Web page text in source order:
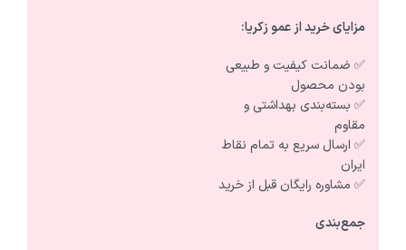
مزایای خرید از عمو زکریا:
✅ ضمانت کیفیت و طبیعی
بودن محصول
✅ بسته‌بندی بهداشتی و
مقاوم
✅ ارسال سریع به تمام نقاط
ایران
✅ مشاوره رایگان قبل از خرید
جمع‌بندی